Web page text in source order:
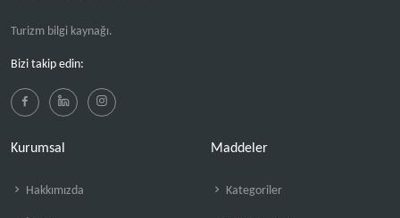
Turizm bilgi kaynağı.
Bizi takip edin:
Kurumsal
Hakkımızda
Maddeler
Kategoriler